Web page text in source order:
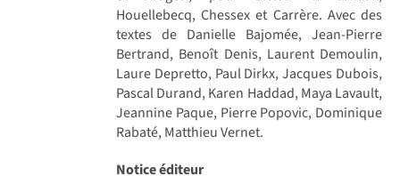
Houellebecq, Chessex et Carrère. Avec des
textes de Danielle Bajomée, Jean-Pierre
Bertrand, Benoît Denis, Laurent Demoulin,
Laure Depretto, Paul Dirkx, Jacques Dubois,
Pascal Durand, Karen Haddad, Maya Lavault,
Jeannine Paque, Pierre Popovic, Dominique
Rabaté, Matthieu Vernet.
Notice éditeur